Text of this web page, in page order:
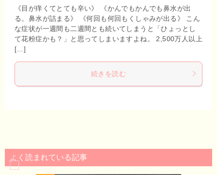
《目が痒くてとても辛い》 《かんでもかんでも鼻水が出
る。鼻水が詰まる》 《何回も何回もくしゃみが出る》 こん
な症状が一週間も二週間とも続いてしまうと「ひょっとし
て花粉症かも？」と思ってしまいますよね。 2,500万人以上
[…]
続きを読む
よく読まれている記事